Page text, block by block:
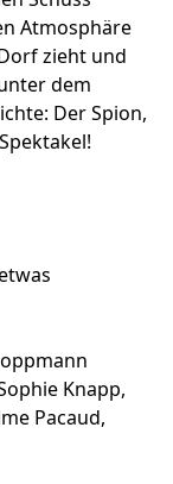
Atmosphäre
zieht und
dem
Der Spion,
Knapp,
Pacaud,